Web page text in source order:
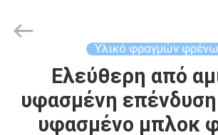
ΠΡΟΪΌΝΤΑ
Υλικό φραγμών
Ελεύθερη από
υφασμένη
υφασμένο μπλοκ